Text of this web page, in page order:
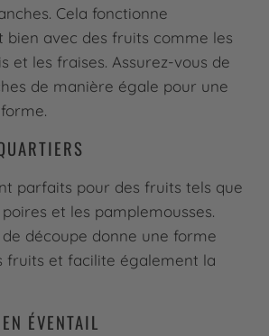
Cela fonctionne
bien avec des fruits comme les
et les fraises. Assurez-vous de
de manière égale pour une
parfaits pour des fruits tels que
et les pamplemousses.
découpe donne une forme
fruits et facilite également la
ÉVENTAIL